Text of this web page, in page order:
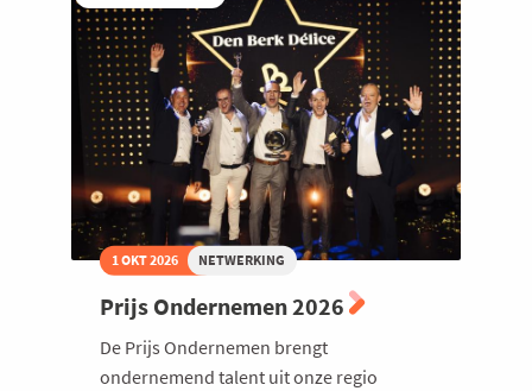
1 OKT 2026 NETWERKING
Prijs Ondernemen 2026
De Prijs Ondernemen brengt
ondernemend talent uit onze regio